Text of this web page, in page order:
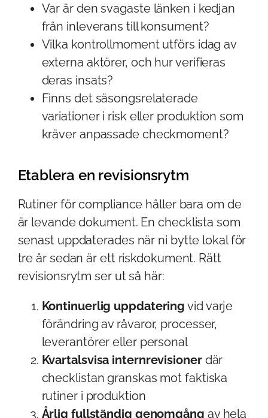
Var är den svagaste länken i kedjan
från inleverans till konsument?
Vilka kontrollmoment utförs idag av
externa aktörer, och hur verifieras
deras insats?
Finns det säsongsrelaterade
variationer i risk eller produktion som
kräver anpassade checkmoment?
Etablera en revisionsrytm
Rutiner för compliance håller bara om de
är levande dokument. En checklista som
senast uppdaterades när ni bytte lokal för
tre år sedan är ett riskdokument. Rätt
revisionsrytm ser ut så här:
Kontinuerlig uppdatering vid varje
förändring av råvaror, processer,
leverantörer eller personal
Kvartalsvisa internrevisionerdär
checklistan granskas mot faktiska
rutiner i produktion
Årlig fullständig genomgång av hela